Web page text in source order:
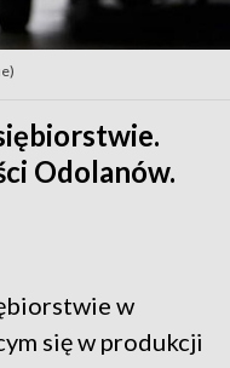
Odolanów.
w
się w produkcji